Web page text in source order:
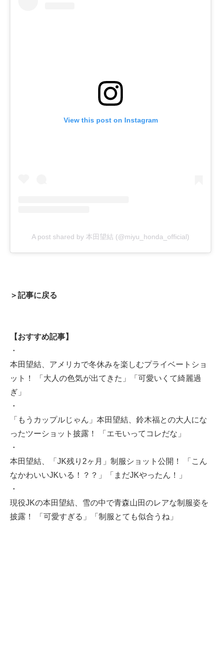
View this post on Instagram
A post shared by 本田望結 (@miyu_honda_official)
＞記事に戻る
【おすすめ記事】
・
本田望結、アメリカで冬休みを楽しむプライベートショ
ット！ 「大人の色気が出てきた」「可愛いくて綺麗過
ぎ」
・
「もうカップルじゃん」本田望結、鈴木福との大人にな
ったツーショット披露！ 「エモいってコレだな」
・
本田望結、「JK残り2ヶ月」制服ショット公開！ 「こん
なかわいいJKいる！？？」「まだJKやったん！」
・
現役JKの本田望結、雪の中で青森山田のレアな制服姿を
披露！ 「可愛すぎる」「制服とても似合うね」